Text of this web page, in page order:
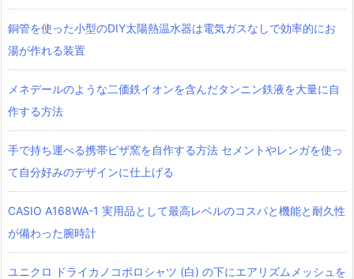
銅管を使った小型のDIY太陽熱温水器は電気ガスなしで効率的にお
湯が作れる装置
メネデールのような二価鉄イオンを含んだタンニン鉄液を大量に自
作する方法
手で持ち運べる携帯ピザ窯を自作する方法 セメントやレンガを使っ
て自分好みのデザインに仕上げる
CASIO A168WA-1 実用品として最高レベルのコスパと機能と耐久性
が備わった腕時計
ユニクロ ドライカノコポロシャツ‎ (白) の下にエアリズムメッシュを